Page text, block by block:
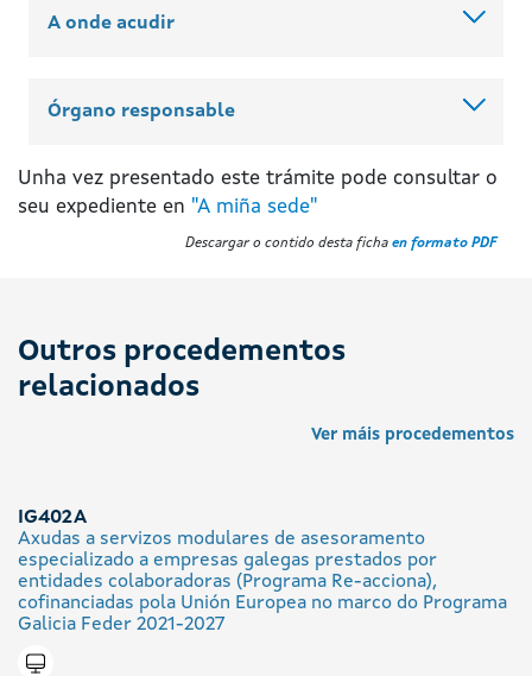
A onde acudir
Órgano responsable
Unha vez presentado este trámite pode consultar o
seu expediente en "A miña sede"
Descargar o contido desta ficha en formato PDF
Outros procedementos
relacionados
Ver máis procedementos
IG402A
Axudas a servizos modulares de asesoramento
especializado a empresas galegas prestados por
entidades colaboradoras (Programa Re-acciona),
cofinanciadas pola Unión Europea no marco do Programa
Galicia Feder 2021-2027
Tramitar en liña